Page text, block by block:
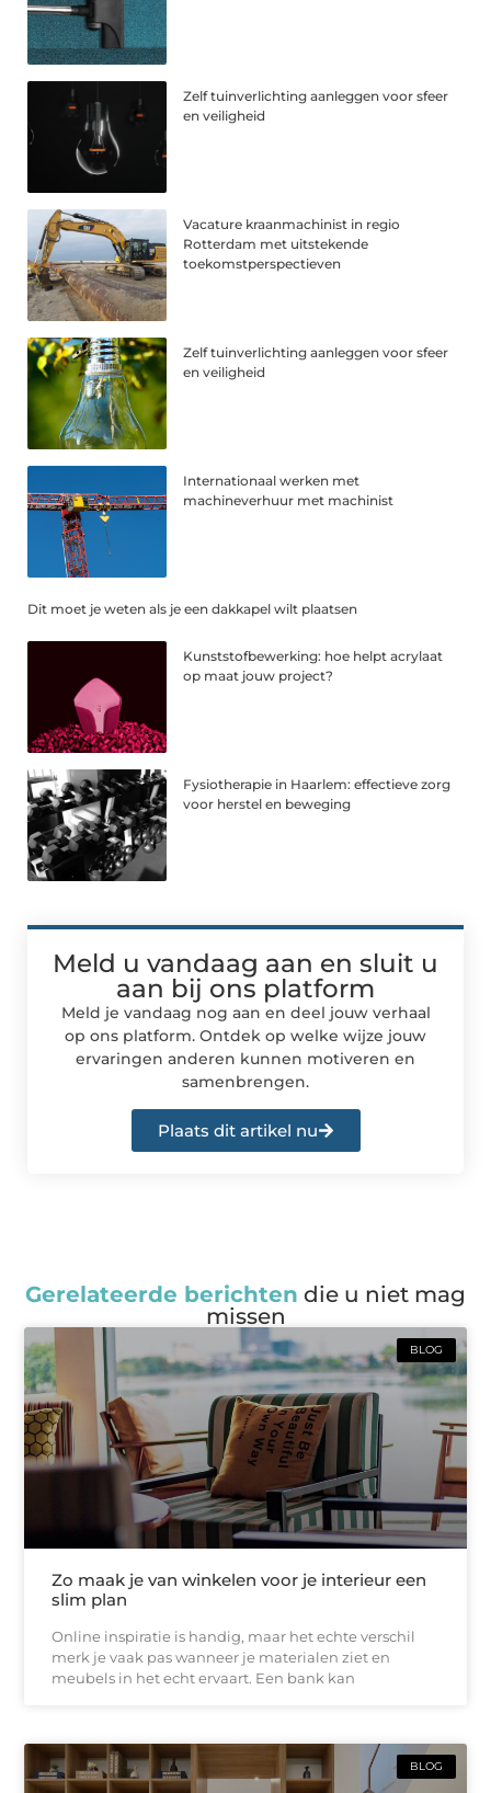
Zelf tuinverlichting aanleggen voor sfeer
en veiligheid
Vacature kraanmachinist in regio
Rotterdam met uitstekende
toekomstperspectieven
Zelf tuinverlichting aanleggen voor sfeer
en veiligheid
Internationaal werken met
machineverhuur met machinist
Dit moet je weten als je een dakkapel wilt plaatsen
Kunststofbewerking: hoe helpt acrylaat
op maat jouw project?
Fysiotherapie in Haarlem: effectieve zorg
voor herstel en beweging
Meld u vandaag aan en sluit u
aan bij ons platform
Meld je vandaag nog aan en deel jouw verhaal
op ons platform. Ontdek op welke wijze jouw
ervaringen anderen kunnen motiveren en
samenbrengen.
Plaats dit artikel nu
Gerelateerde berichten die u niet mag
missen
BLOG
Zo maak je van winkelen voor je interieur een
slim plan
Online inspiratie is handig, maar het echte verschil
merk je vaak pas wanneer je materialen ziet en
meubels in het echt ervaart. Een bank kan
BLOG